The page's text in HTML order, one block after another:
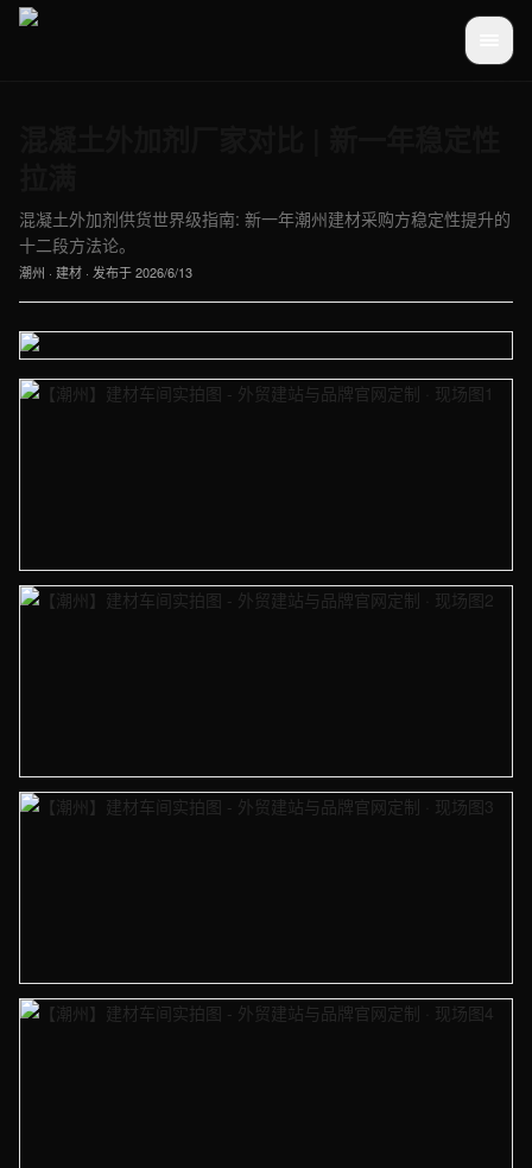
混凝土外加剂供货世界级指南: 新一年潮州建材采购方稳定性提升的
十二段方法论。
潮州 · 建材 · 发布于2026/6/13
【潮州】建材车间实拍图 - 外贸建站与品牌官网定制 · 现场图1
【潮州】建材车间实拍图 - 外贸建站与品牌官网定制 · 现场图2
【潮州】建材车间实拍图 - 外贸建站与品牌官网定制 · 现场图3